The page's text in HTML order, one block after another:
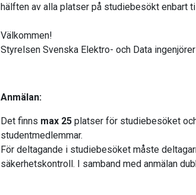
hälften av alla platser på studiebesökt enbart
Välkommen!
Styrelsen Svenska Elektro- och Data
Anmälan:
Det finns max 25 platser för studiebesöket
studentmedlemmar.
För deltagande i studiebesöket måste
säkerhetskontroll. I samband med anmälan